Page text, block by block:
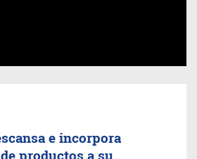
e incorpora
productos a su